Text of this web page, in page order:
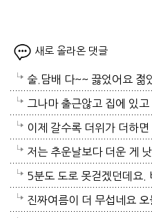
새로 올라온 댓글
술.담배 다~~ 끓었어요 젊
가? 나이먹어서 생고생중
그나마 출근않고 집에 있
컨 켜고 있으니 그나마 잘
이 가열되면 지구 온도는
모자날것이고 악순환이죠
하로 정전이 될까봐 제일
이제 갈수록 더위가 더하
만 없음 좋겠어요. 여름이
이래도 껴입고 집에 가만있
기가 겁나요. 장대비가 한
저는 추운날보다 더운 게
위는 난생처음 겪는 거라
아져서 기온이 내려가면 좋
5분도 도로 못걷겠던데요.
지하도로 들어가서 병원근
진짜여름이 더 무섭네요